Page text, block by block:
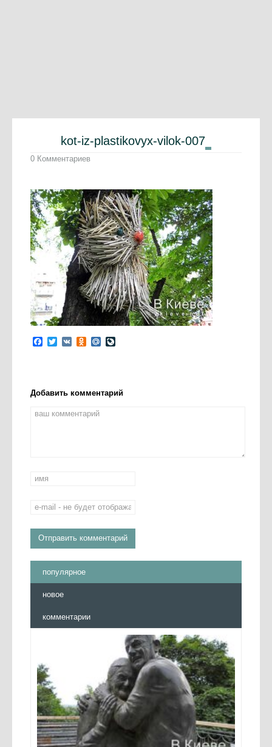
kot-iz-plastikovyx-vilok-007
0 Комментариев
Facebook
Twitter
VK Odnoklassniki
Mail.Ru
Добавить комментарий
популярное
новое
комментарии